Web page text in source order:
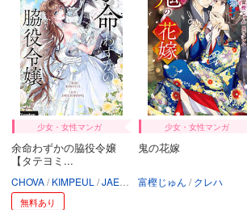
少女・女性マンガ
余命わずかの脇役令嬢
【タテヨミ...
CHOVA KIMPEUL JAEUNHYANG
無料あり
少女・女性マンガ
鬼の花嫁
富樫じゅん クレハ